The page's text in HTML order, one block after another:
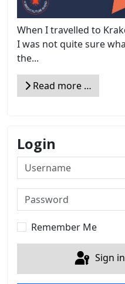
When I travelled to
I was not quite sure
the...
Read more …
Login
Username
Password
Remember Me
Sign